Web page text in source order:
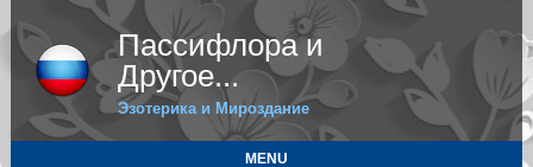
Пассифлора и
Другое...
Эзотерика и Мироздание
MENU